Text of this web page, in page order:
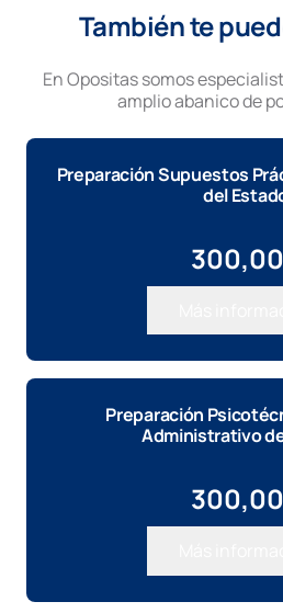
También te
En Opositas somos
amplio abanico de
Preparación Supuestos
del
300,00
Preparación
Administrativo
300,00